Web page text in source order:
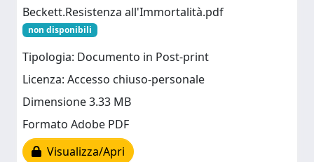
Beckett.Resistenza all'Immortalità.pdf
non disponibili
Tipologia: Documento in Post-print
Licenza: Accesso chiuso-personale
Dimensione 3.33 MB
Formato Adobe PDF
Visualizza/Apri